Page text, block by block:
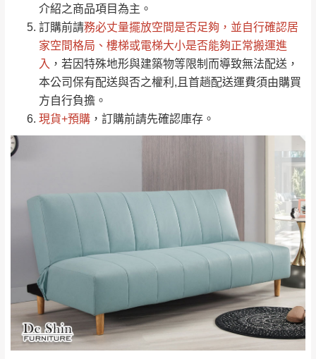
介紹之商品項目為主。
訂購前請務必丈量擺放空間是否足夠 ，並自行確認居
家空間格局、 樓梯或電梯大小是否能夠正常搬運進
入 ，若因特殊地形與建築物等限制而導致無法配送，
本公司保有配送與否之權利,且首趟配送運費須由購買
方自行負擔。
現貨+預購 ，訂購前請先確認庫存。
免 運
費
＊A108產品另收運費
新竹
峨眉鄉、五峰鄉、
橫山、北埔鄉、尖
石鄉、寶山鄉山
區、新埔山區、芎
新北
雙溪、貢寮、烏
來、平溪、九份、
石門、林口 下福
里、新店山區、三
峽山區、石碇、坪
林、福隆、淡水山
區、北投湖山路、
深坑山區
$ 9,000以上：免
接單後二日內(不含例假日)，我們客服會與您
電話聯絡或E-Mail通知確認訂單。
（線上客
服 LINE → @dershin）
下單前先詢問是否現貨 ，若未詢問下單後無
現貨我們客服會再來電或E-Mail與您聯絡
（洽詢方式請搜尋 Line ID →
配送範圍：
苗栗至基隆；其它地區暫不開放，如因特殊
地型限制(山區、鄉、鎮、村)、樓梯太小、無
法搬運上樓等因素，導致無法配送，
本公司
保有出貨的權利。
保護物流人員的工作安全，賣家無提供吊掛
服務，若需以吊車或其他的吊掛方式吊運，
費用將由買方自行支付。
因大型傢俱有組裝、配送的問題，並非一般